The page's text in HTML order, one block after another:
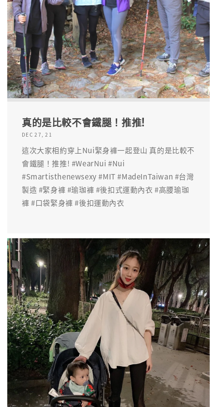
真的是比較不會鐵腿！推推!
DEC 27, 21
這次大家相約穿上Nui緊身褲一起登山 真的是比較不
會鐵腿！推推! #WearNui #Nui
#Smartisthenewsexy #MIT #MadeInTaiwan #台灣
製造 #緊身褲 #瑜珈褲 #後扣式運動內衣 #高腰瑜珈
褲 #口袋緊身褲 #後扣運動內衣